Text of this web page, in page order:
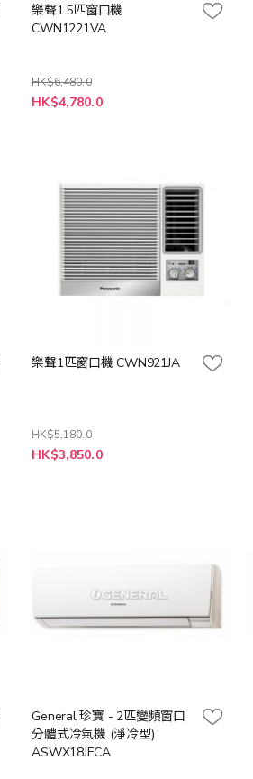
樂聲1.5匹窗口機
CWN1221VA
HK$6,480.0
特
殊
HK$4,780.0
樂聲1匹窗口機 CWN921JA
HK$5,180.0
特
殊
HK$3,850.0
General 珍寶 - 2匹變頻窗口
分體式冷氣機 (淨冷型)
ASWX18JECA